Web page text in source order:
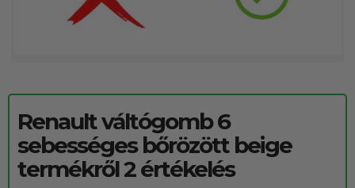
Renault váltógomb 6
sebességes bőrözött beige
termékről 2 értékelés